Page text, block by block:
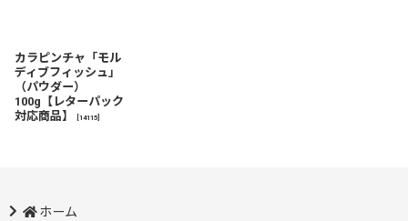
カラピンチャ「モル
ディブフィッシュ」
（パウダー）
100g【レターパック
対応商品】
14115
ホーム